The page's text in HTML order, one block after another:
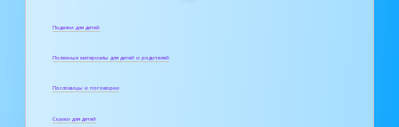
Поделки для детей
Полезные материалы для детей и родителей
Пословицы и поговорки
Сказки для детей